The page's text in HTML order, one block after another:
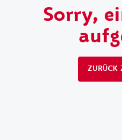
Sorry,
ZURÜCK